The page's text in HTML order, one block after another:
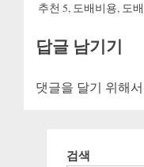
추천 5, 도배비용, 도배
답글 남기기
댓글을 달기 위해
검색